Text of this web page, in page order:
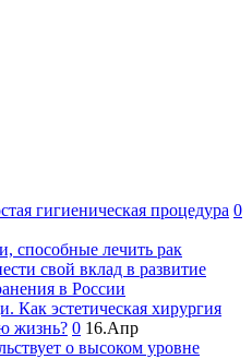
гигиеническая процедура 0
способные лечить рак
свой вклад в развитие
в России
Как эстетическая хирургия
жизнь? 0 16.Апр
о высоком уровне